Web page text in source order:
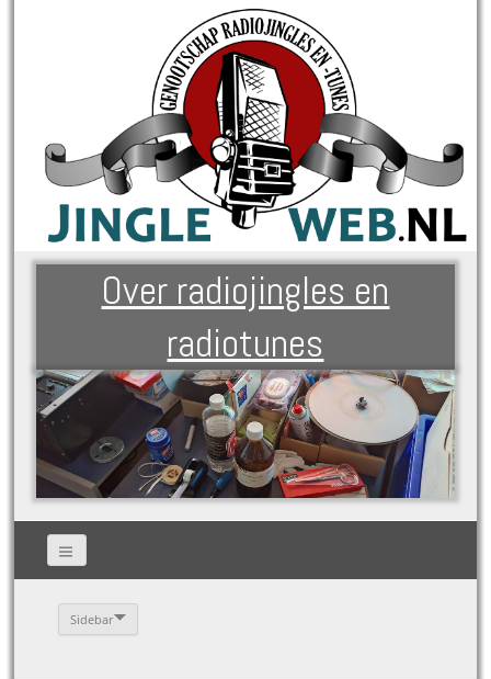
Over radiojingles en
radiotunes
Sidebar